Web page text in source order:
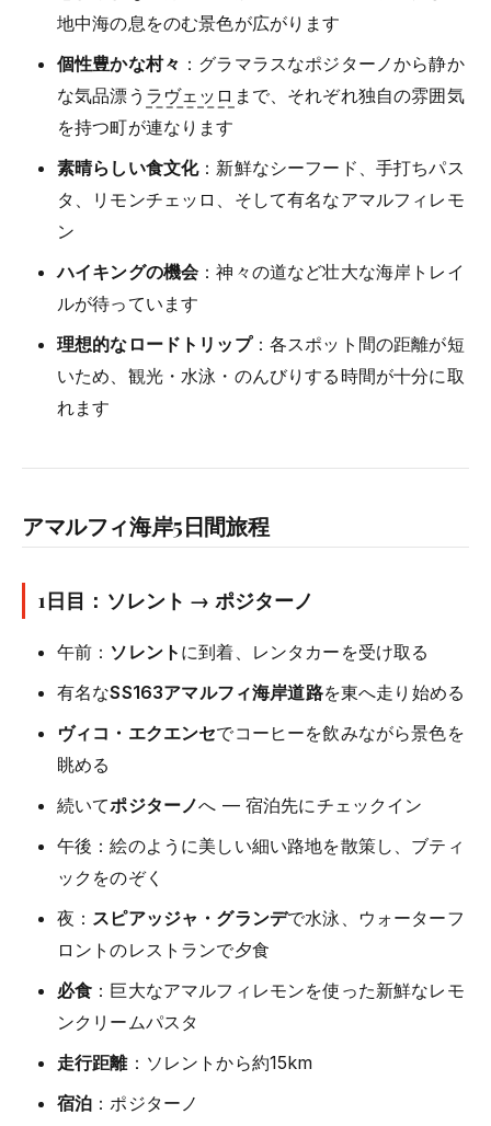
地中海の息をのむ景色が広がります
個性豊かな村々 ：グラマラスなポジターノから静か
な気品漂う ラヴェッロ まで、それぞれ独自の雰囲気
を持つ町が連なります
素晴らしい食文化：新鮮なシーフード、手打ちパス
タ、リモンチェッロ、そして有名なアマルフィレモ
ン
ハイキングの機会：神々の道など壮大な海岸トレイ
ルが待っています
理想的なロードトリップ：各スポット間の距離が短
いため、観光・水泳・のんびりする時間が十分に取
れます
アマルフィ海岸5日間旅程
1日目：ソレント → ポジターノ
午前： ソレント に到着、レンタカーを受け取る
有名なSS163アマルフィ海岸道路を東へ走り始める
ヴィコ・エクエンセでコーヒーを飲みながら景色を
眺める
続いてポジターノへ — 宿泊先にチェックイン
午後：絵のように美しい細い路地を散策し、ブティ
ックをのぞく
夜： スピアッジャ・グランデで水泳、ウォーターフ
ロントのレストランで夕食
必食 ：巨大なアマルフィレモンを使った新鮮なレモ
ンクリームパスタ
走行距離：ソレントから約15km
宿泊 ：ポジターノ